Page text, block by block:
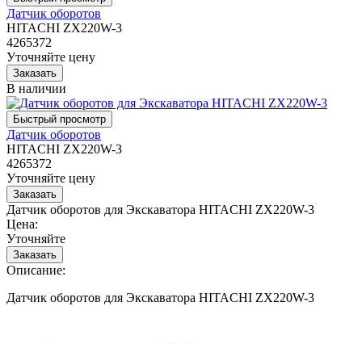
Датчик оборотов
HITACHI ZX220W-3
4265372
Уточняйте цену
В наличии
Датчик оборотов
HITACHI ZX220W-3
4265372
Уточняйте цену
Датчик оборотов для Экскаватора HITACHI ZX220W-3
Цена:
Уточняйте
Описание:
Датчик оборотов для Экскаватора HITACHI ZX220W-3